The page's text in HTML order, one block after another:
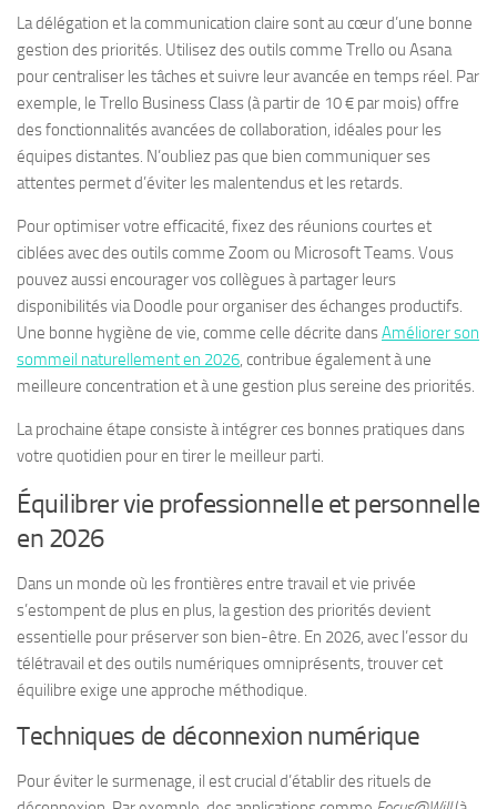
La délégation et la communication claire sont au cœur d’une bonne
gestion des priorités. Utilisez des outils comme Trello ou Asana
pour centraliser les tâches et suivre leur avancée en temps réel. Par
exemple, le Trello Business Class (à partir de 10 € par mois) offre
des fonctionnalités avancées de collaboration, idéales pour les
équipes distantes. N’oubliez pas que bien communiquer ses
attentes permet d’éviter les malentendus et les retards.
Pour optimiser votre efficacité, fixez des réunions courtes et
ciblées avec des outils comme Zoom ou Microsoft Teams. Vous
pouvez aussi encourager vos collègues à partager leurs
disponibilités via Doodle pour organiser des échanges productifs.
Une bonne hygiène de vie, comme celle décrite dansAméliorer son
sommeil naturellement en 2026, contribue également à une
meilleure concentration et à une gestion plus sereine des priorités.
La prochaine étape consiste à intégrer ces bonnes pratiques dans
votre quotidien pour en tirer le meilleur parti.
Équilibrer vie professionnelle et personnelle
en 2026
Dans un monde où les frontières entre travail et vie privée
s’estompent de plus en plus, la gestion des priorités devient
essentielle pour préserver son bien-être. En 2026, avec l’essor du
télétravail et des outils numériques omniprésents, trouver cet
équilibre exige une approche méthodique.
Techniques de déconnexion numérique
Pour éviter le surmenage, il est crucial d’établir des rituels de